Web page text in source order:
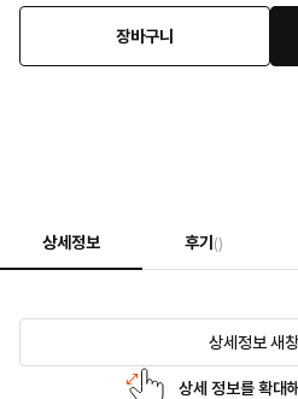
장바구니
상세정보 후기 ()
상세정보 새
상세 정보를 확대